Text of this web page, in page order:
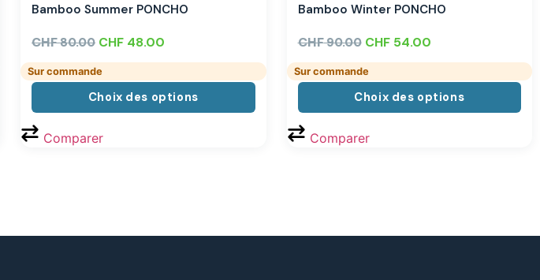
Bamboo Summer PONCHO
CHF80.00 CHF 48.00
Sur commande
Choix des options
Comparer
Bamboo Winter PONCHO
CHF90.00 CHF54.00
Sur commande
Choix des options
Comparer